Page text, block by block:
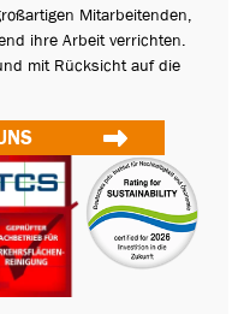
Mitarbeitenden,
ihre Arbeit verrichten.
mit Rücksicht auf die